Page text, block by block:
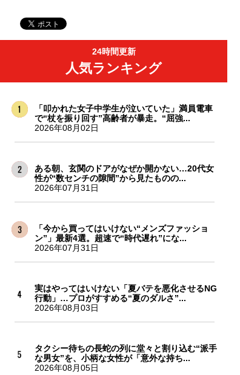
24時間更新
人気ランキング
「叩かれた女子中学生が泣いていた」満員電車
で“杖を振り回す”高齢者が暴走。“屈強...
2026年08月02日
ある朝、玄関のドアがなぜか開かない…20代女
性が“数センチの隙間”から見たものの...
2026年07月31日
「今から買ってはいけない“メンズファッショ
ン”」最新4選。超速で“時代遅れ”にな...
2026年07月31日
実はやってはいけない「夏バテを悪化させるNG
行動」…プロがすすめる“夏のダルさ”...
2026年08月03日
タクシー待ちの長蛇の列に堂々と割り込む“派手
な男女”を、小柄な女性が「意外な持ち...
2026年08月05日